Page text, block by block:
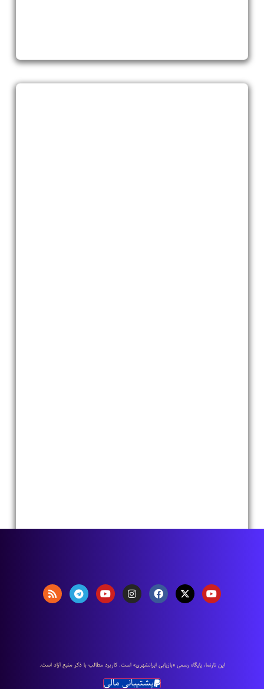
اين تارنما، پایگاه رسمی «بازیابی ایرانشهری» است. كاربرد مطالب با ذكر منبع آزاد است.
پشتیبانی مالی